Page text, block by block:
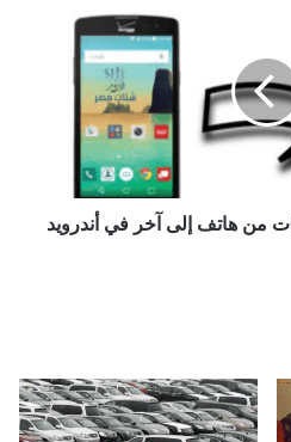
من هاتف إلى آخر في أندرويد